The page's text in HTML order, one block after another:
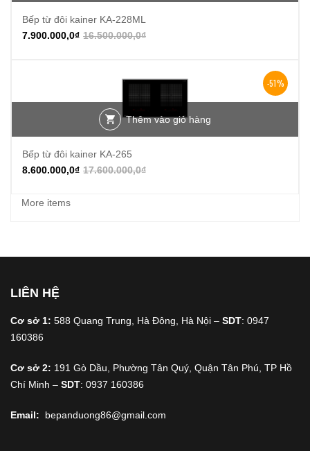
Bếp từ đôi kainer KA-228ML
16.500.000,0₫
7.900.000,0₫
-51%
Thêm vào giỏ hàng
Bếp từ đôi kainer KA-265
17.600.000,0₫
8.600.000,0₫
More items
LIÊN HỆ
Cơ sở 1: 588 Quang Trung, Hà Đông, Hà Nội – SDT: 0947
160386
Cơ sở 2: 191 Gò Dầu, Phường Tân Quý, Quận Tân Phú, TP Hồ
Chí Minh – SDT: 0937 160386
Email: bepanduong86@gmail.com